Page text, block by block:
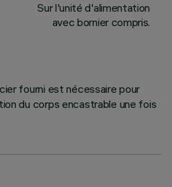
Sur l'unité d'alimentation
avec bornier compris.
fourni est nécessaire pour
du corps encastrable une fois